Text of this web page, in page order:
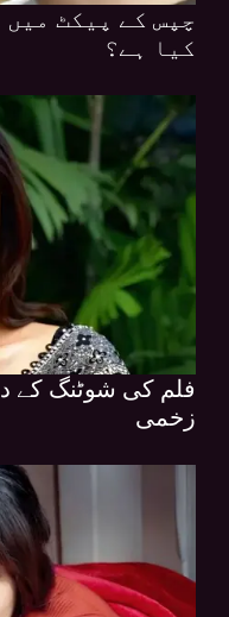
چپس کے پیکٹ
کیا ہے؟
فلم کی شوٹنگ کے
زخمی